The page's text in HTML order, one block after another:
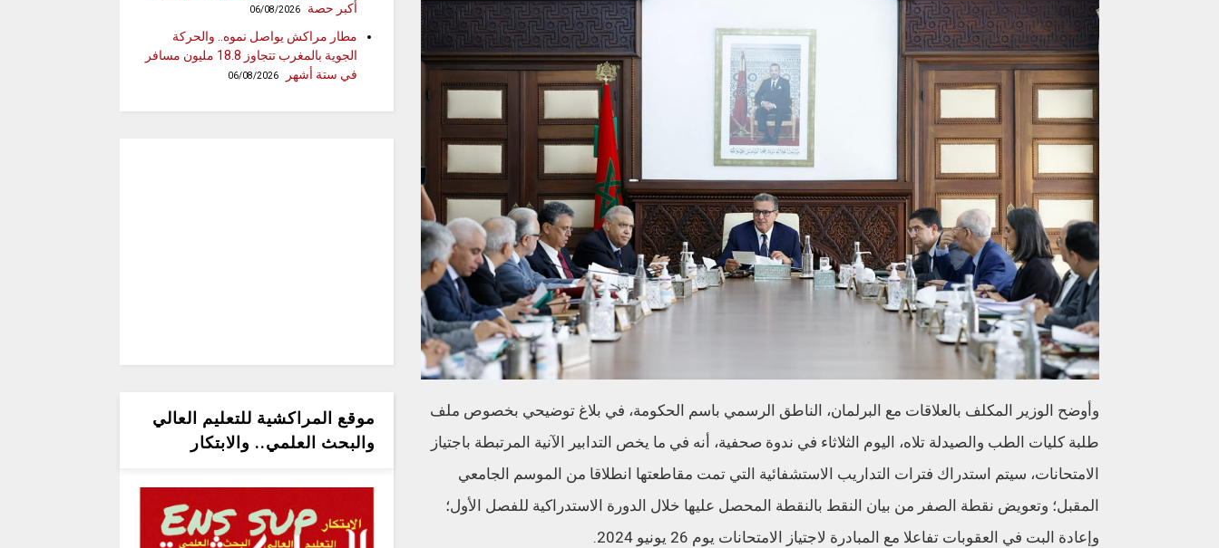
وأوضح الوزير المكلف بالعلاقات مع البرلمان، الناطق الرسمي باسم الحكومة، في بلاغ توضيحي بخصوص ملف
طلبة كليات الطب والصيدلة تلاه، اليوم الثلاثاء في ندوة صحفية، أنه في ما يخص التدابير الآنية المرتبطة باجتياز
الامتحانات، سيتم استدراك فترات التداريب الاستشفائية التي تمت مقاطعتها انطلاقا من الموسم الجامعي
المقبل؛ وتعويض نقطة الصفر من بيان النقط بالنقطة المحصل عليها خلال الدورة الاستدراكية للفصل الأول؛
وإعادة البت في العقوبات تفاعلا مع المبادرة لاجتياز الامتحانات يوم 26 يونيو 2024.
أكبر حصة
06/08/2026
مطار مراكش يواصل نموه.. والحركة
الجوية بالمغرب تتجاوز 18.8 مليون مسافر
في ستة أشهر
06/08/2026
موقع المراكشية للتعليم العالي
والبحث العلمي.. والابتكار